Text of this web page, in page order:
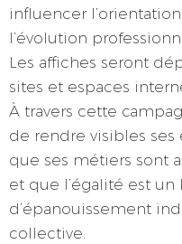
influencer
l’évolution
Les affiches seront
sites et espaces
À travers cette
de rendre visibles
que ses métiers sont
et que l’égalité est un
d’épanouissement
collective.